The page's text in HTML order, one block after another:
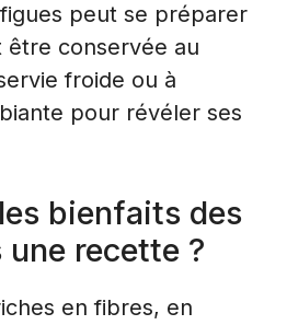
peut se préparer
être conservée au
froide ou à
pour révéler ses
bienfaits des
recette ?
en fibres, en